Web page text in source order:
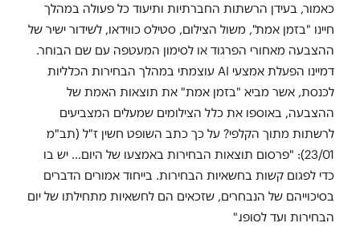
כאמור, בעידן הרשתות החברתיות ותיעוד כל פעולה במהלך
חיינו "בזמן אמת", משול הצילום, סטילס כווידאו, לשידור ישיר של
ההצבעה מאחורי הפרגוד או לסימון המעטפה עם שם הבוחר.
דמיינו הפעלת אמצעי AI עוצמתי במהלך הבחירות הכלליות
לכנסת, אשר מביא "בזמן אמת" את תוצאות האמת של
ההצבעה, באוספו את כלל הצילומים שמעלים המצביעים
לרשתות מתוך הקלפי? על כך כתב השופט חשין ז"ל (תב"מ
23/01): "פרסום תוצאות הבחירות באמצעו של היום… יש בו
כדי לפגום קשות בחשאיות הבחירות. בייחוד אמורים הדברים
בסיכוייהם של הנבחרים, שזכאים הם לחשאיות מתחילתו של יום
הבחירות ועד לסופו."